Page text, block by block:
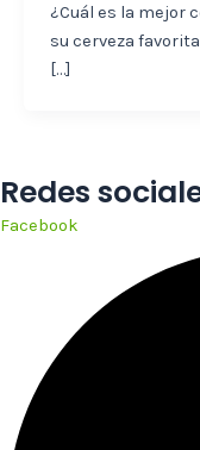
¿Cuál es la mejor
su cerveza
[…]
Redes
Facebook